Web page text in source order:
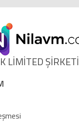
LİMİTED ŞİRKETİ